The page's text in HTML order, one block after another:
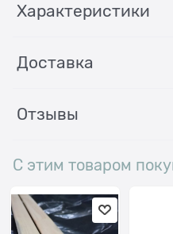
Характеристики
Доставка
Отзывы
С этим товаром